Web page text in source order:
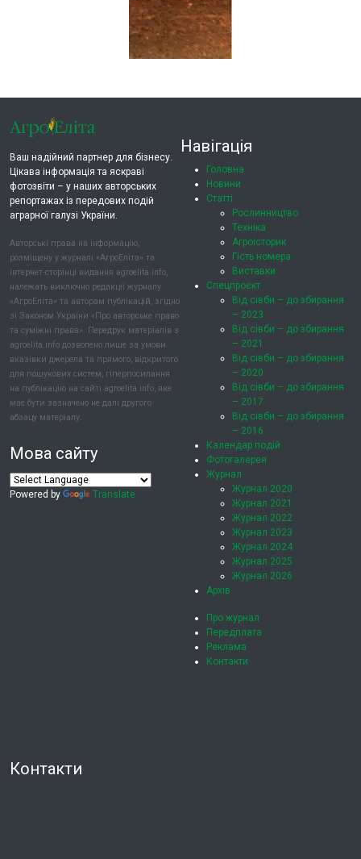
Ваш надійний партнер для бізнесу.
Цікава інформація та яскраві
фотозвіти – у наших авторських
репортажах із передових подій
аграрної галузі України.
Авторські права на інформацію,
розміщену у журналі «АгроЕліта» та
інтернет-сторінці видання agroelita.info,
належать виключно редакції журналу
«АгроЕліта» та авторам публікацій, згідно
зі Законом України «Про авторське право
та суміжні права». Передрук матеріалів з
agroelita.info дозволено лише за умови
вказівки джерела та прямого, відкритого
для пошукових систем, гіперпосилання
на публікацію на сайті agroelita.info, яке
має бути зазначено не далі другого
абзацу матеріалу.
Мова сайту
Powered by Translate
Навігація
Головна
Новини
Статті
Рослинництво
Техніка
Агроісторик
Гість номера
Виставки
Спецпроєкт
Від сівби – до збирання
– 2023
Від сівби – до збирання
– 2021
Від сівби – до збирання
– 2020
Від сівби – до збирання
– 2017
Від сівби – до збирання
– 2016
Календар подій
Фотогалерея
Журнал
Журнал 2020
Журнал 2021
Журнал 2022
Журнал 2023
Журнал 2024
Журнал 2025
Журнал 2026
Архів
Про журнал
Передплата
Реклама
Контакти
Контакти